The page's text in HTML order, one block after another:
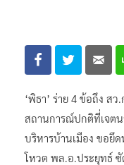
‘พิธา’ ร่าย 4 ข้อถึง ส
สถานการณ์ปกติที่เจต
บริหารบ้านเมือง ขอยึด
โหวต พล.อ.ประยุทธ์ ซั